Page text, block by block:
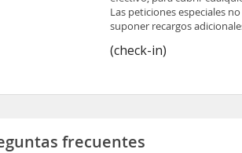
Las peticiones especiales
suponer recargos
(check-in)
frecuentes